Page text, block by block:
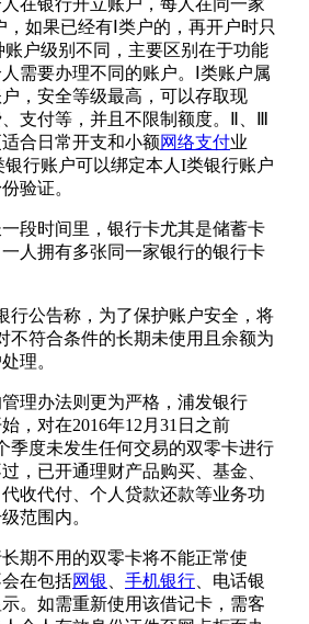
，如果已经有Ⅰ类户的，再开户时只
户级别不同，主要区别在于功能
需要办理不同的账户。Ⅰ类账户属
，安全等级最高，可以存取现
支付等，并且不限制额度。Ⅱ、Ⅲ
合日常开支和小额网络支付业
行账户可以绑定本人I类银行账户
验证。
时间里，银行卡尤其是储蓄卡
人拥有多张同一家银行的银行卡
公告称，为了保护账户安全，将
不符合条件的长期未使用且余额为
理。
办法则更为严格，浦发银行
，对在2016年12月31日之前
季度未发生任何交易的双零卡进行
，已开通理财产品购买、基金、
收代付、个人贷款还款等业务功
范围内。
不用的双零卡将不能正常使
在包括网银 手机银行 、电话银
。如需重新使用该借记卡，需客